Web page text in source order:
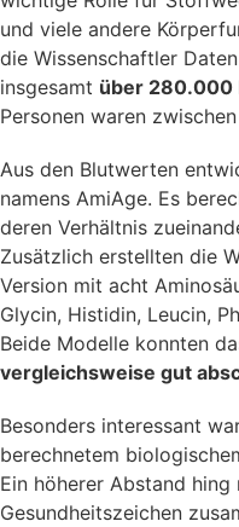
und viele andere
die Wissenschaftler
insgesamt über 280.000
Personen waren
Aus den Blutwerten
namens AmiAge. Es
deren Verhältnis
Zusätzlich erstellten die
Version mit acht
Glycin, Histidin, Leucin,
Beide Modelle konnten
vergleichsweise gut
Besonders interessant
berechnetem
Ein höherer Abstand
Gesundheitszeichen